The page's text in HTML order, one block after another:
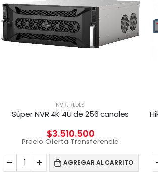
NVR, REDES
Súper NVR 4K 4U de 256 canales
$3.510.500
Precio Oferta Transferencia
AGREGAR AL CARRITO